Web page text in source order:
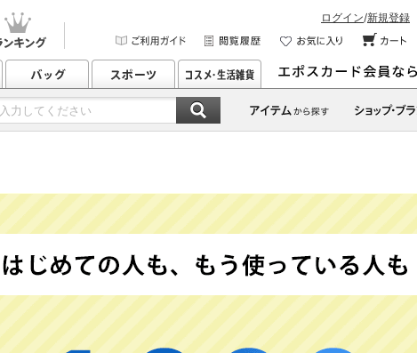
ログイン/新規登録